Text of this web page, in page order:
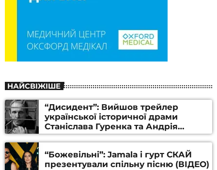
НАЙСВІЖІШЕ
“Дисидент”: Вийшов трейлер
української історичної драми
Станіслава Гуренка та Андрія
Алфьорова (ВІДЕО)
“Божевільні”: Jamala і гурт СКАЙ
презентували спільну пісню (ВІДЕО)